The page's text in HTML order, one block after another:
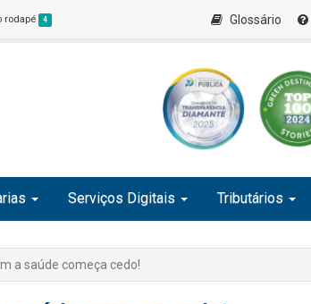
rodapé 4 Glossário
Serviços Digitais Tributários
a saúde começa cedo!